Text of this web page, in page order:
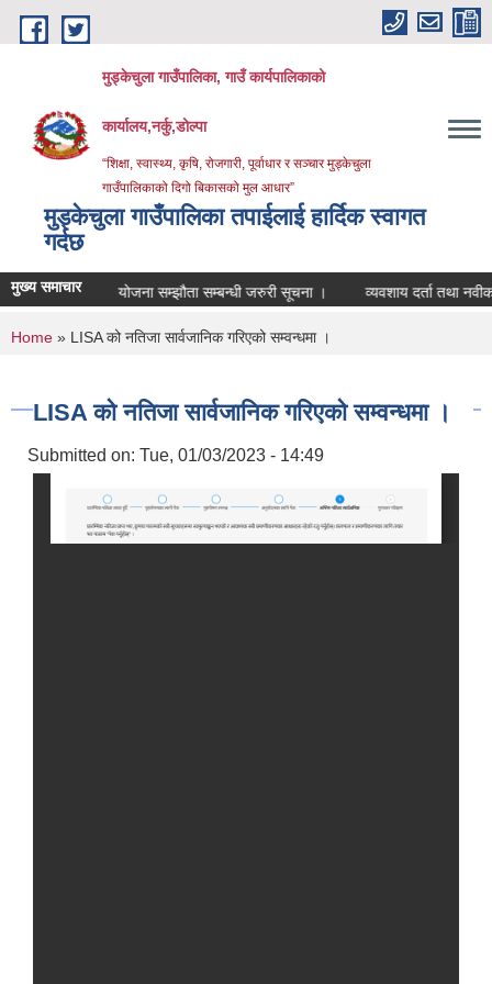
Skip to main content
मुड्केचुला गाउँपालिका, गाउँ कार्यपालिकाको
कार्यालय,नर्कु,डोल्पा
“शिक्षा, स्वास्थ्य, कृषि, रोजगारी, पूर्वाधार र सञ्चार मुड्केचुला
गाउँपालिकाको दिगो बिकासको मुल आधार”
मुड्केचुला गाउँपालिका तपाईलाई हार्दिक स्वागत
गर्दछ
मुख्य समाचार
। योजना सम्झौता सम्बन्धी जरुरी सूचना । व्यवशाय दर्ता तथा नवीकरण
You are here
Home » LISA को नतिजा सार्वजानिक गरिएको सम्वन्धमा ।
LISA को नतिजा सार्वजानिक गरिएको सम्वन्धमा ।
Submitted on: Tue, 01/03/2023 - 14:49